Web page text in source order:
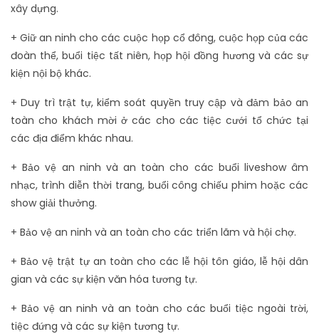
xây dựng.
+ Giữ an ninh cho các cuộc họp cổ đông, cuộc họp của các
đoàn thể, buổi tiệc tất niên, họp hội đồng hương và các sự
kiện nội bộ khác.
+ Duy trì trật tự, kiểm soát quyền truy cập và đảm bảo an
toàn cho khách mời ở các cho các tiệc cưới tổ chức tại
các địa điểm khác nhau.
+ Bảo vệ an ninh và an toàn cho các buổi liveshow âm
nhạc, trình diễn thời trang, buổi công chiếu phim hoặc các
show giải thưởng.
+ Bảo vệ an ninh và an toàn cho các triển lãm và hội chợ.
+ Bảo vệ trật tự an toàn cho các lễ hội tôn giáo, lễ hội dân
gian và các sự kiện văn hóa tương tự.
+ Bảo vệ an ninh và an toàn cho các buổi tiệc ngoài trời,
tiệc đứng và các sự kiện tương tự.